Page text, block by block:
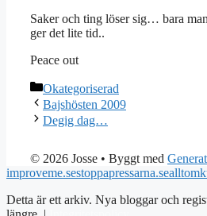
Saker och ting löser sig… bara man
ger det lite tid..
Peace out
Kategorier
Okategoriserad
Bajshösten 2009
Degig dag…
© 2026 Josse • Byggt med
improveme.sestoppapressarna.se
Detta är ett arkiv. Nya bloggar och